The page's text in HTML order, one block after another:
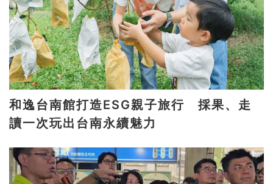
和逸台南館打造ESG親子旅行 採果、走
讀一次玩出台南永續魅力